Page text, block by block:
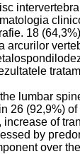
18
arcurilor
lumbar
26 (92,9%)
of
by
over